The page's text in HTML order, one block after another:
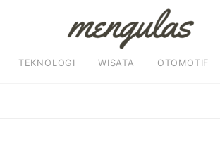
TEKNOLOGI WISATA OTOMOTIF